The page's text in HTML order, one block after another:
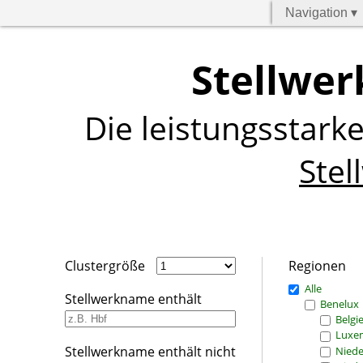
Navigation ▾
Die
Clustergröße
Stellwerkname enthält
Stellwerkname enthält nicht
Regionen
Alle
Benelux